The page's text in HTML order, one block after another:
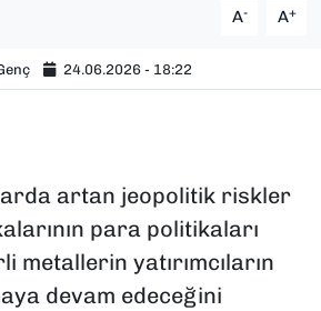
A- A+
24.06.2026 - 18:22
artan jeopolitik riskler
para politikaları
metallerin yatırımcıların
devam edeceğini